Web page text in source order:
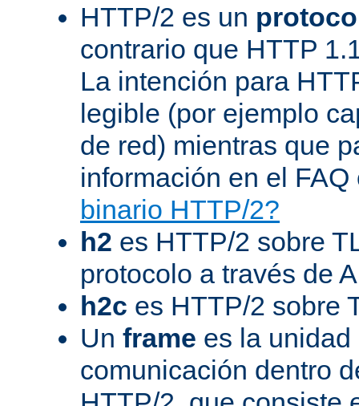
HTTP/2 es un
contrario que HTTP
La intención para
legible (por ejemplo
de red) mientras que
información en el
binario HTTP/2?
h2 es HTTP/2 sobre
protocolo a través de
h2c es HTTP/2 sobre
Un frame es la
comunicación dentro